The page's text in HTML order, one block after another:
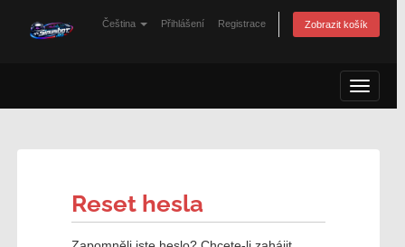
Čeština Přihlášení Registrace Zobrazit košík
Reset hesla